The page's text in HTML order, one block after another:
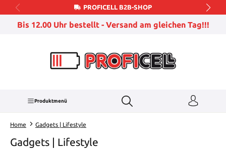
Zum Hauptinhalt springenPROFICELL B2B-SHOP
Bis 12.00 Uhr bestellt - Versand am gleichen Tag!!!
Produktmenü
Home Gadgets | Lifestyle
Gadgets | Lifestyle